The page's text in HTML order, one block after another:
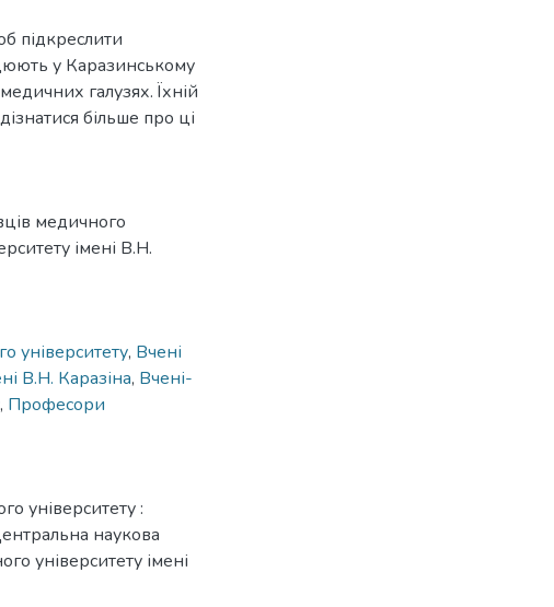
підкреслити
у Каразинському
галузях. Їхній
більше про ці
медичного
імені В.Н.
університету, Вчені
В.Н. Каразіна, Вчені-
, Професори
університету :
наукова
університету імені